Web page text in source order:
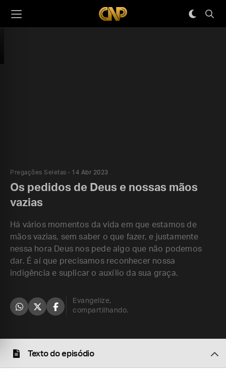
Pregações Seletas 14 Abr 2023
Os pedidos de Deus e nossas mãos
vazias
Há vários momentos da vida em que estamos de
mãos vazias, sem saber o que fazer, e justamente
nessa hora Deus nos pede algo que não podemos
dar. É aí que precisamos reconhecer nossa
indigência e suplicar o auxílio da sua graça.
Evangelize,
compartilhando.
Texto do episódio